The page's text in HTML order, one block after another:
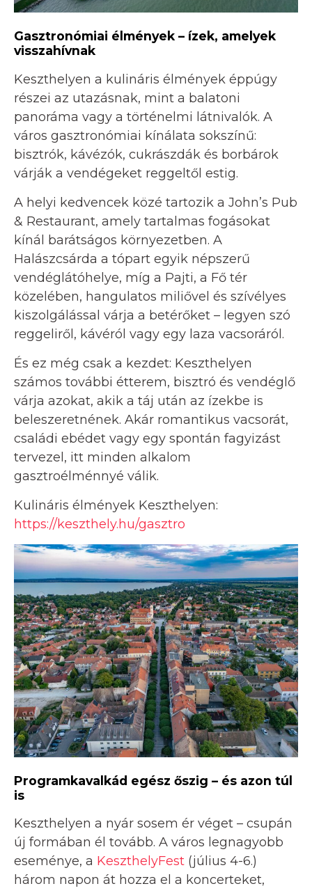
Gasztronómiai élmények – ízek, amelyek
visszahívnak
Keszthelyen a kulináris élmények éppúgy
részei az utazásnak, mint a balatoni
panoráma vagy a történelmi látnivalók. A
város gasztronómiai kínálata sokszínű:
bisztrók, kávézók, cukrászdák és borbárok
várják a vendégeket reggeltől estig.
A helyi kedvencek közé tartozik a John’s Pub
& Restaurant, amely tartalmas fogásokat
kínál barátságos környezetben. A
Halászcsárda a tópart egyik népszerű
vendéglátóhelye, míg a Pajti, a Fő tér
közelében, hangulatos miliővel és szívélyes
kiszolgálással várja a betérőket – legyen szó
reggeliről, kávéról vagy egy laza vacsoráról.
És ez még csak a kezdet: Keszthelyen
számos további étterem, bisztró és vendéglő
várja azokat, akik a táj után az ízekbe is
beleszeretnének. Akár romantikus vacsorát,
családi ebédet vagy egy spontán fagyizást
tervezel, itt minden alkalom
gasztroélménnyé válik.
Kulináris élmények Keszthelyen:
https://keszthely.hu/gasztro
Programkavalkád egész őszig – és azon túl
is
Keszthelyen a nyár sosem ér véget – csupán
új formában él tovább. A város legnagyobb
eseménye, a KeszthelyFest (július 4-6.)
három napon át hozza el a koncerteket,